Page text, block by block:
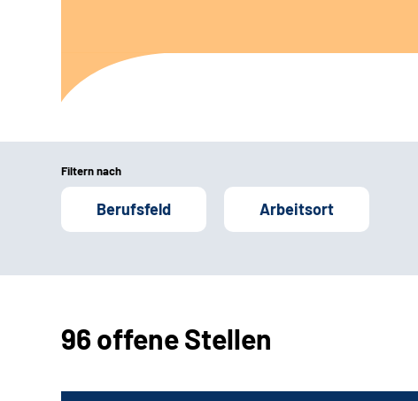
Filtern nach
Berufsfeld Arbeitsort
96 offene Stellen